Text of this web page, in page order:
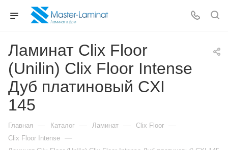
Ламинат Clix Floor
(Unilin) Clix Floor Intense
Дуб платиновый CXI
145
Главная — Каталог — Ламинат — Clix Floor —
Clix Floor Intense —